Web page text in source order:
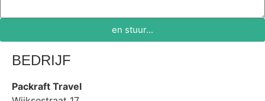
en stuur...
BEDRIJF
Packraft Travel